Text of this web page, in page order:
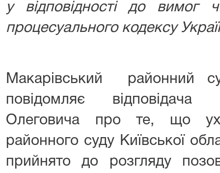
у відповідності до вимог
процесуального кодексу
Макарівський районний
повідомляє відповідача
Олеговича про те, що
районного суду Київської
прийнято до розгляду